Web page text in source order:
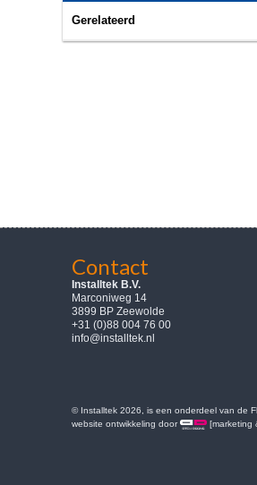
Gerelateerd
Contact
Installtek B.V.
Marconiweg 14
3899 BP Zeewolde
+31 (0)88 004 76 00
info@installtek.nl
© Installtek 2026, is een onderdeel van de
website ontwikkeling door
[marketing